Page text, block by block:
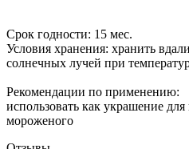
Срок годности: 15 мес.
Условия хранения: хранить
солнечных лучей при
Рекомендации по применению:
использовать как украшение
мороженого